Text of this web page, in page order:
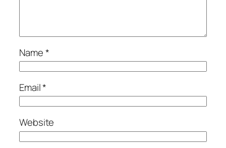
Name*
Email*
Website